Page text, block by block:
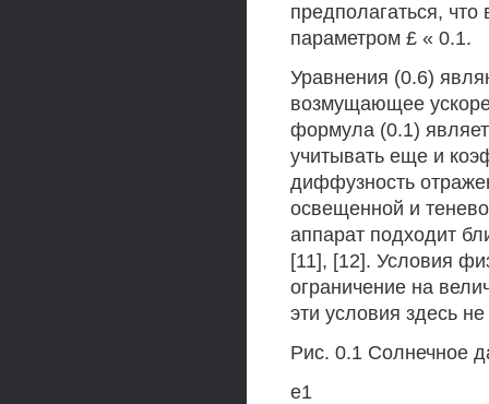
предполагаться,
параметром £ « 0.1.
Уравнения (0.6)
возмущающее
формула (0.1)
учитывать еще и
диффузность
освещенной и
аппарат подходит
[11], [12]. Условия
ограничение на
эти условия здесь
Рис. 0.1 Солнечное
е1